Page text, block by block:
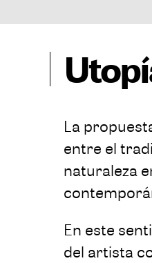
La
entre el
naturaleza
En este
del artista